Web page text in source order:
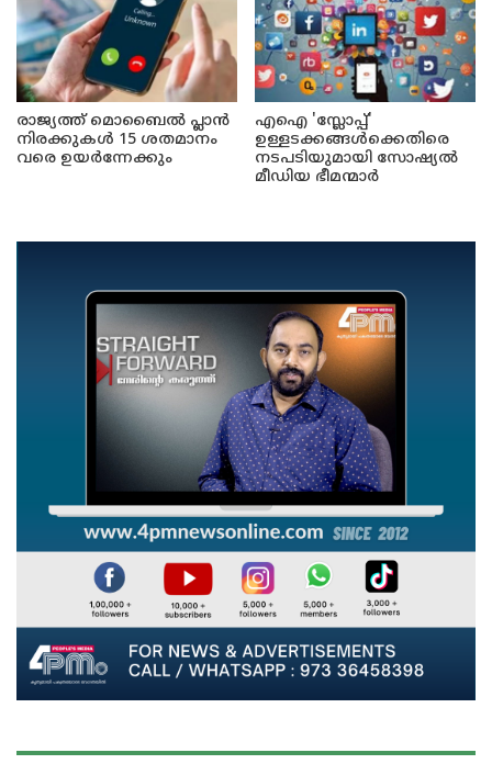
രാജ്യത്ത് മൊബൈൽ പ്ലാൻ
നിരക്കുകൾ 15 ശതമാനം
വരെ ഉയർന്നേക്കും
എഐ 'സ്ലോപ്പ്'
ഉള്ളടക്കങ്ങൾക്കെതിരെ
നടപടിയുമായി സോഷ്യൽ
മീഡിയ ഭീമന്മാർ